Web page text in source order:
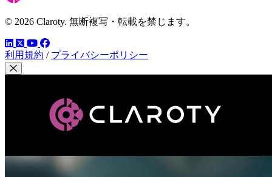
© 2026 Claroty. 無断複写・転載を禁じます。
LinkedIn
ツイッター
YouTube
Facebook
利用規約 / プライバシーポリシー
モーダルを閉じる